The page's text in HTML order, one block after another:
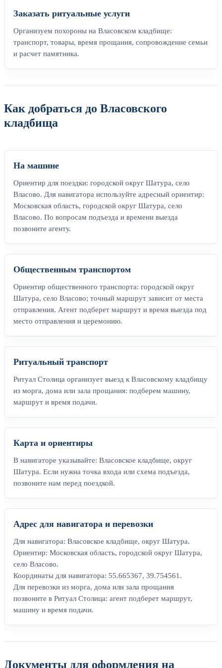
Заказать ритуальные услуги
Организуем похороны на Власовском кладбище:
транспорт, товары, время прощания, сопровождение семьи
и расчет памятника.
Как добраться до Власовского
кладбища
На машине
Ориентир для поездки: городской округ Шатура, село
Власово. Для навигатора используйте адресный ориентир:
Московская область, городской округ Шатура, село
Власово. По вопросам подъезда и времени выезда
позвоните агенту.
Общественным транспортом
Ориентир общественного транспорта: городской округ
Шатура, село Власово; точный маршрут зависит от места
отправления. Агент подберет маршрут и время выезда под
место отправления и церемонию.
Ритуальный транспорт
Ритуал Столица организует выезд к Власовскому кладбищу
из морга, дома или зала прощания: подберем машину,
маршрут и время подачи.
Карта и ориентиры
В навигаторе указывайте: Власовское кладбище, округ
Шатура. Если нужна точка входа или схема подъезда,
позвоните нам перед поездкой.
Адрес для навигатора и перевозки
Для навигатора: Власовское кладбище, округ Шатура.
Ориентир: Московская область, городской округ Шатура,
село Власово.
Координаты для навигатора: 55.665367, 39.754561.
Для перевозки из морга, дома или зала прощания
позвоните в Ритуал Столица: агент подберет маршрут,
машину и время подачи.
Документы для оформления на